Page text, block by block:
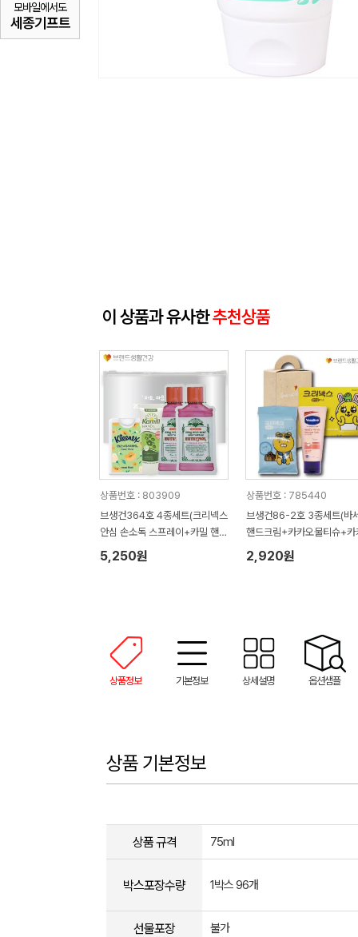
모바일에서도
세종기프트
이 상품과 유사한추천상품
상품번호 : 803909
브생건364호 4종세트(크리넥스
안심 손소독 스프레이+카밀 핸드
크림+유시몰 가글2매)
5,250원
상품번호 : 785440
브생건86-2호 3종세트(바
핸드크림+카카오물티슈+카
미용휴지)
2,920원
상품정보 기본정보 상세설명 옵션샘플
상품 기본정보
상품 규격 75ml
박스포장수량 1박스 96개
선물포장 불가